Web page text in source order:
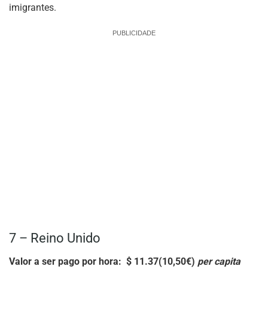
imigrantes.
PUBLICIDADE
7 – Reino Unido
Valor a ser pago por hora: $ 11.37(10,50€) per capita